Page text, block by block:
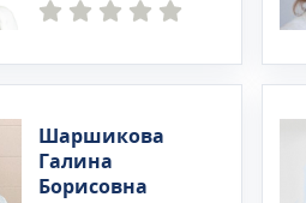
Шаршикова
Галина
Борисовна